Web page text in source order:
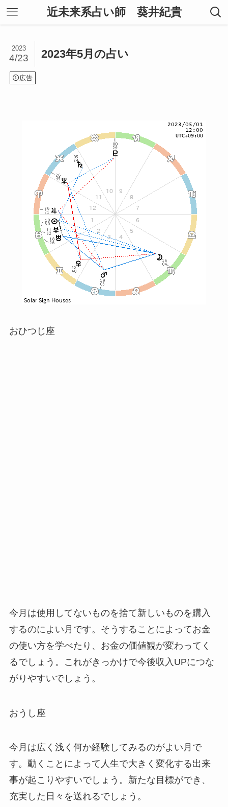
近未来系占い師 葵井紀貴
2023年5月の占い
2023
4/23
広告
おひつじ座
今月は使用してないものを捨て新しいものを購入
するのによい月です。そうすることによってお金
の使い方を学べたり、お金の価値観が変わってく
るでしょう。これがきっかけで今後収入UPにつな
がりやすいでしょう。
おうし座
今月は広く浅く何か経験してみるのがよい月で
す。動くことによって人生で大きく変化する出来
事が起こりやすいでしょう。新たな目標ができ、
充実した日々を送れるでしょう。